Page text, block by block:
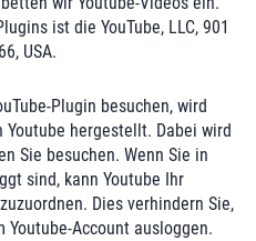
ist die YouTube, LLC, 901
USA.
Plugin besuchen, wird
Youtube hergestellt. Dabei wird
Sie besuchen. Wenn Sie in
sind, kann Youtube Ihr
Dies verhindern Sie,
Youtube-Account ausloggen.